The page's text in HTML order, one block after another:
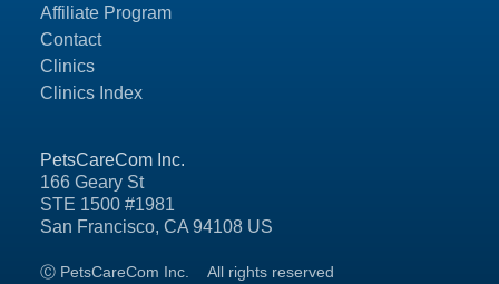
PetsCareCom Inc.
166 Geary St
STE 1500 #1981
San Francisco, CA 94108 US
Ⓒ PetsCareCom Inc. All rights reserved
Affiliate Program
Contact
Clinics
Clinics Index